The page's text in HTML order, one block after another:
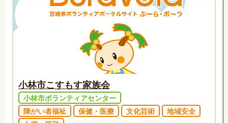
小林市こすもす家族会
小林市ボランティアセンター
障がい者福祉
保健・医療 文化芸術
地域安全